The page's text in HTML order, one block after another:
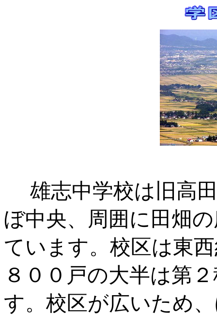
雄志中学校は旧高
ぼ中央、周囲に田畑
ています。校区は東
８００戸の大半は第
す。校区が広いため